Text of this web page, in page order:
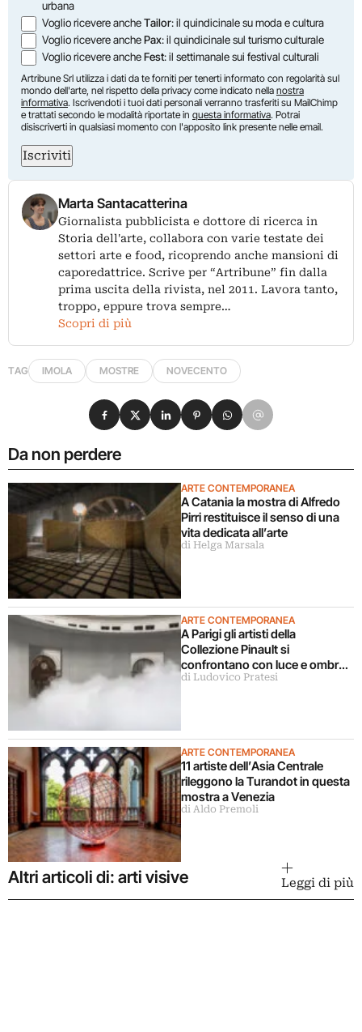
urbana
Voglio ricevere ancheTailor: il quindicinale su moda e cultura
Voglio ricevere anchePax: il quindicinale sul turismo culturale
Voglio ricevere ancheFest: il settimanale sui festival culturali
Artribune Srl utilizza i dati da te forniti per tenerti informato con regolarità sul
mondo dell'arte, nel rispetto della privacy come indicato nella nostra
informativa. Iscrivendoti i tuoi dati personali verranno trasferiti su MailChimp
e trattati secondo le modalità riportate in questa informativa. Potrai
disiscriverti in qualsiasi momento con l'apposito link presente nelle email.
Iscriviti
Marta Santacatterina
Giornalista pubblicista e dottore di ricerca in
Storia dell'arte, collabora con varie testate dei
settori arte e food, ricoprendo anche mansioni di
caporedattrice. Scrive per “Artribune” fin dalla
prima uscita della rivista, nel 2011. Lavora tanto,
troppo, eppure trova sempre…
Scopri di più
TAG IMOLA MOSTRE NOVECENTO
Da non perdere
ARTE CONTEMPORANEA
A Catania la mostra di Alfredo
Pirri restituisce il senso di una
vita dedicata all’arte
di Helga Marsala
ARTE CONTEMPORANEA
A Parigi gli artisti della
Collezione Pinault si
confrontano con luce e ombra
in una grande mostra
di Ludovico Pratesi
ARTE CONTEMPORANEA
11 artiste dell’Asia Centrale
rileggono la Turandot in questa
mostra a Venezia
di Aldo Premoli
Condividi su Facebook
Condividi su X
Condividi su LinkedIn
Condividi su Pinterest
Condividi su WhatsApp
Condividi su Email
Altri articoli di: arti visive Leggi di più